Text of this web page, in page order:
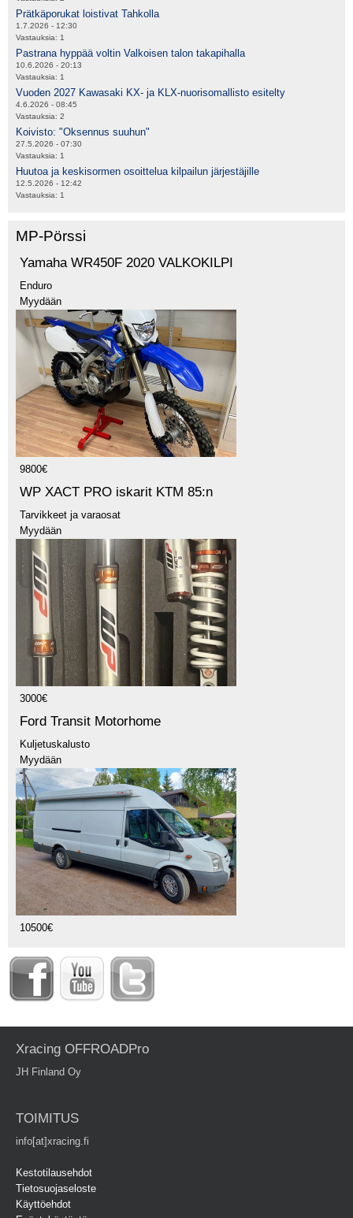
Prätkäporukat loistivat Tahkolla
1.7.2026 - 12:30
Vastauksia: 1
Pastrana hyppää voltin Valkoisen talon takapihalla
10.6.2026 - 20:13
Vastauksia: 1
Vuoden 2027 Kawasaki KX- ja KLX-nuorisomallisto esitelty
4.6.2026 - 08:45
Vastauksia: 2
Koivisto: "Oksennus suuhun"
27.5.2026 - 07:30
Vastauksia: 1
Huutoa ja keskisormen osoittelua kilpailun järjestäjille
12.5.2026 - 12:42
Vastauksia: 1
MP-Pörssi
Yamaha WR450F 2020 VALKOKILPI
Enduro
Myydään
9800€
WP XACT PRO iskarit KTM 85:n
Tarvikkeet ja varaosat
Myydään
3000€
Ford Transit Motorhome
Kuljetuskalusto
Myydään
10500€
Xracing OFFROADPro
JH Finland Oy
TOIMITUS
info[at]xracing.fi
Kestotilausehdot
Tietosuojaseloste
Käyttöehdot